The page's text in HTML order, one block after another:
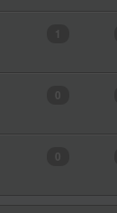
1
0
0